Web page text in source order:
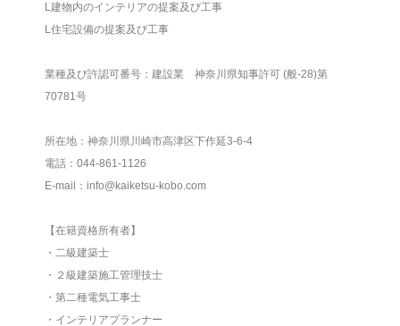
L建物内のインテリアの提案及び工事
L住宅設備の提案及び工事
業種及び許認可番号：建設業 神奈川県知事許可 (般-28)第
70781号
所在地：神奈川県川崎市高津区下作延3-6-4
電話：044-861-1126
E-mail：info@kaiketsu-kobo.com
【在籍資格所有者】
・二級建築士
・２級建築施工管理技士
・第二種電気工事士
・インテリアプランナー